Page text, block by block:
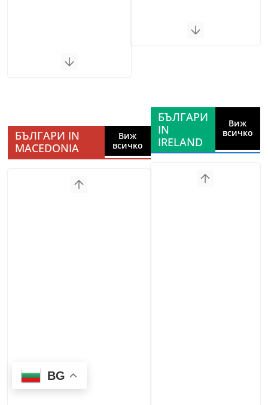
БЪЛГАРИ IN
MACEDONIA
Виж
всичко
БЪЛГАРИ
IN
IRELAND
Виж
всичко
BG